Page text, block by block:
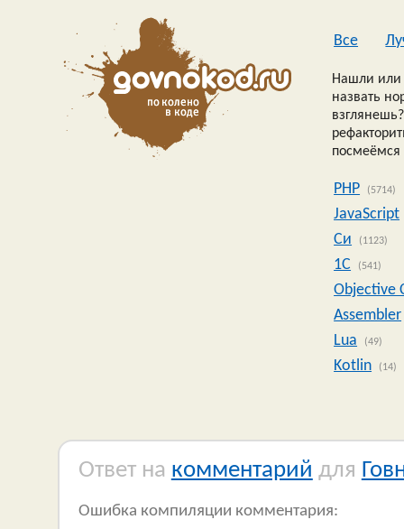
Все
Нашли или
назвать
посмеёмся
PHP (5714)
JavaScript
Си
(1123)
1C (541)
Objective
Assembler
Lua
(49)
Kotlin (14)
Ответ на комментарий для
Ошибка компиляции комментария: